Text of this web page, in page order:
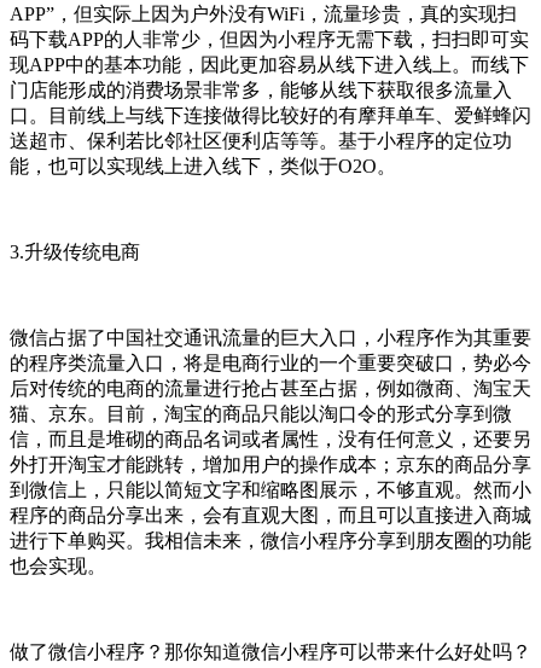
APP”，但实际上因为户外没有WiFi，流量珍贵，真的实现扫
码下载APP的人非常少，但因为小程序无需下载，扫扫即可实
现APP中的基本功能，因此更加容易从线下进入线上。而线下
门店能形成的消费场景非常多，能够从线下获取很多流量入
口。目前线上与线下连接做得比较好的有摩拜单车、爱鲜蜂闪
送超市、保利若比邻社区便利店等等。基于小程序的定位功
能，也可以实现线上进入线下，类似于O2O。
3.升级传统电商
微信占据了中国社交通讯流量的巨大入口，小程序作为其重要
的程序类流量入口，将是电商行业的一个重要突破口，势必今
后对传统的电商的流量进行抢占甚至占据，例如微商、淘宝天
猫、京东。目前，淘宝的商品只能以淘口令的形式分享到微
信，而且是堆砌的商品名词或者属性，没有任何意义，还要另
外打开淘宝才能跳转，增加用户的操作成本；京东的商品分享
到微信上，只能以简短文字和缩略图展示，不够直观。然而小
程序的商品分享出来，会有直观大图，而且可以直接进入商城
进行下单购买。我相信未来，微信小程序分享到朋友圈的功能
也会实现。
做了微信小程序？那你知道微信小程序可以带来什么好处吗？